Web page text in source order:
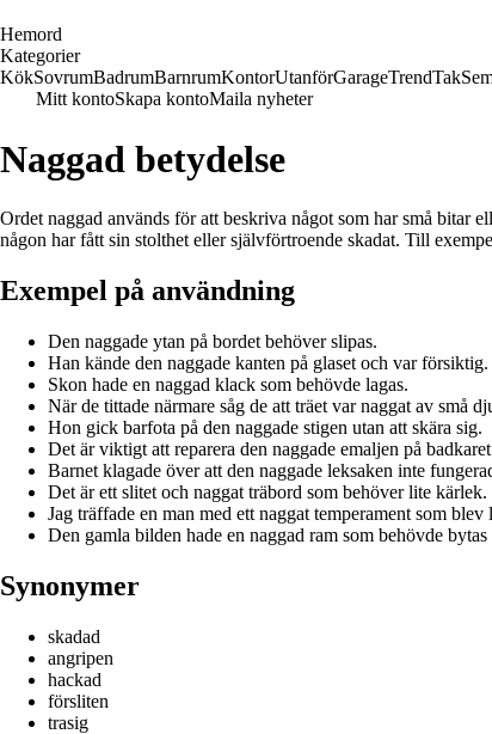
Hemord
Kategorier
KökSovrumBadrumBarnrumKontorUtanförGarageTrendTak
Mitt kontoSkapa kontoMaila nyheter
Naggad betydelse
Ordet naggad används för att beskriva något som har små bitar
någon har fått sin stolthet eller självförtroende skadat. Till
Exempel på användning
Den naggade ytan på bordet behöver slipas.
Han kände den naggade kanten på glaset och var försiktig.
Skon hade en naggad klack som behövde lagas.
När de tittade närmare såg de att träet var naggat av små
Hon gick barfota på den naggade stigen utan att skära sig.
Det är viktigt att reparera den naggade emaljen på
Barnet klagade över att den naggade leksaken inte
Det är ett slitet och naggat träbord som behöver lite kärlek.
Jag träffade en man med ett naggat temperament som blev
Den gamla bilden hade en naggad ram som behövde bytas
Synonymer
skadad
angripen
hackad
försliten
trasig